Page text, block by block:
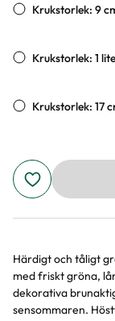
Krukstorlek: 9
Krukstorlek: 1
Krukstorlek: 17
Härdigt och tåligt
med friskt gröna,
dekorativa
sensommaren.